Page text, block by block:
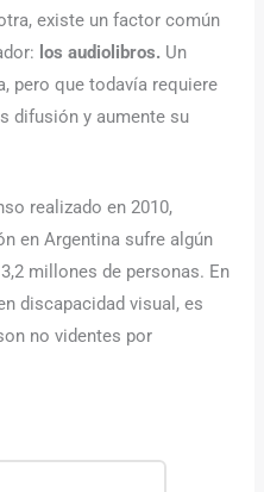
existe un factor común
los audiolibros. Un
pero que todavía requiere
difusión y aumente su
realizado en 2010,
en Argentina sufre algún
millones de personas. En
discapacidad visual, es
no videntes por